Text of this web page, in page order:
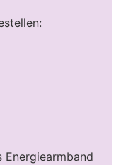
Energiearmband